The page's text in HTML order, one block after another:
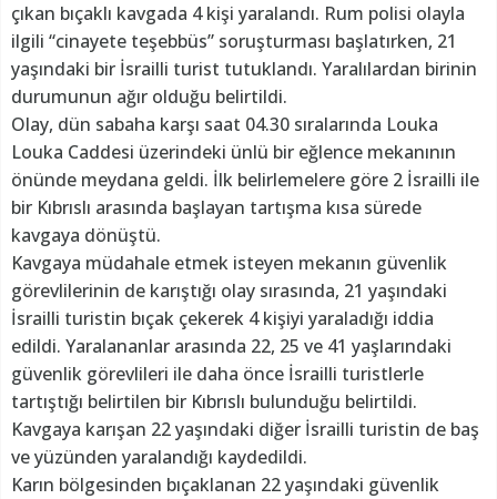
çıkan bıçaklı kavgada 4 kişi yaralandı. Rum polisi olayla
ilgili “cinayete teşebbüs” soruşturması başlatırken, 21
yaşındaki bir İsrailli turist tutuklandı. Yaralılardan birinin
durumunun ağır olduğu belirtildi.
Olay, dün sabaha karşı saat 04.30 sıralarında Louka
Louka Caddesi üzerindeki ünlü bir eğlence mekanının
önünde meydana geldi. İlk belirlemelere göre 2 İsrailli ile
bir Kıbrıslı arasında başlayan tartışma kısa sürede
kavgaya dönüştü.
Kavgaya müdahale etmek isteyen mekanın güvenlik
görevlilerinin de karıştığı olay sırasında, 21 yaşındaki
İsrailli turistin bıçak çekerek 4 kişiyi yaraladığı iddia
edildi. Yaralananlar arasında 22, 25 ve 41 yaşlarındaki
güvenlik görevlileri ile daha önce İsrailli turistlerle
tartıştığı belirtilen bir Kıbrıslı bulunduğu belirtildi.
Kavgaya karışan 22 yaşındaki diğer İsrailli turistin de baş
ve yüzünden yaralandığı kaydedildi.
Karın bölgesinden bıçaklanan 22 yaşındaki güvenlik